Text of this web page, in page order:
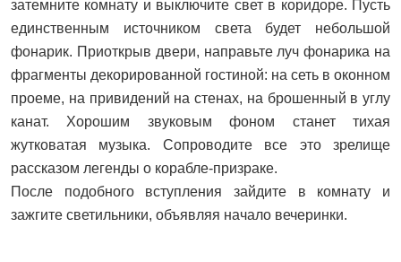
затемните комнату и выключите свет в коридоре. Пусть
единственным источником света будет небольшой
фонарик. Приоткрыв двери, направьте луч фонарика на
фрагменты декорированной гостиной: на сеть в оконном
проеме, на привидений на стенах, на брошенный в углу
канат. Хорошим звуковым фоном станет тихая
жутковатая музыка. Сопроводите все это зрелище
рассказом легенды о корабле-призраке.
После подобного вступления зайдите в комнату и
зажгите светильники, объявляя начало вечеринки.